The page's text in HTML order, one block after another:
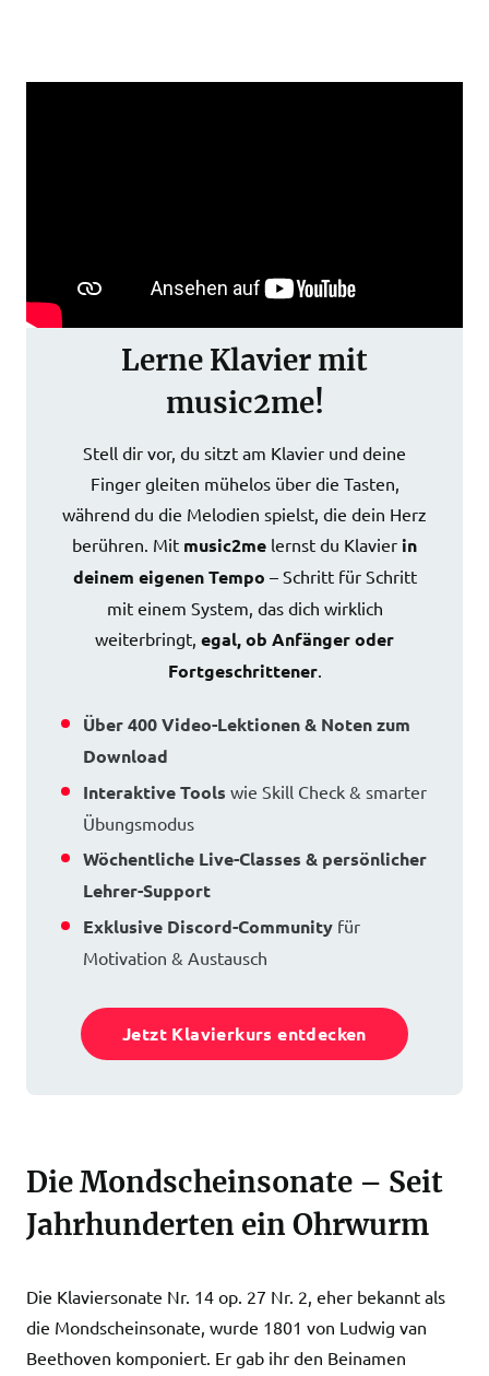
Lerne Klavier mit
music2me!
Stell dir vor, du sitzt am Klavier und deine
Finger gleiten mühelos über die Tasten,
während du die Melodien spielst, die dein Herz
berühren. Mit music2me lernst du Klavier in
deinem eigenen Tempo – Schritt für Schritt
mit einem System, das dich wirklich
weiterbringt, egal, ob Anfänger oder
Fortgeschrittener.
Über 400 Video-Lektionen & Noten zum
Download
Interaktive Tools wie Skill Check & smarter
Übungsmodus
Wöchentliche Live-Classes & persönlicher
Lehrer-Support
Exklusive Discord-Community für
Motivation & Austausch
Jetzt Klavierkurs entdecken
Die Mondscheinsonate – Seit
Jahrhunderten ein Ohrwurm
Die Klaviersonate Nr. 14 op. 27 Nr. 2, eher bekannt als
die Mondscheinsonate, wurde 1801 von Ludwig van
Beethoven komponiert. Er gab ihr den Beinamen